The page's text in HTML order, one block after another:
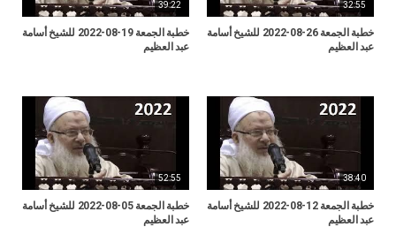
32:55
خطبة الجمعة 26-08-2022 للشيخ أسامة
عبد العظيم
39:22
خطبة الجمعة 19-08-2022 للشيخ أسامة
عبد العظيم
38:40
خطبة الجمعة 12-08-2022 للشيخ أسامة
عبد العظيم
52:55
خطبة الجمعة 05-08-2022 للشيخ أسامة
عبد العظيم